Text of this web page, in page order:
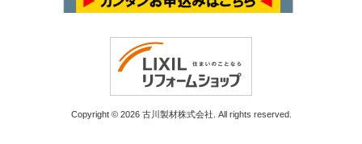
Copyright © 2026 古川製材株式会社. All rights reserved.